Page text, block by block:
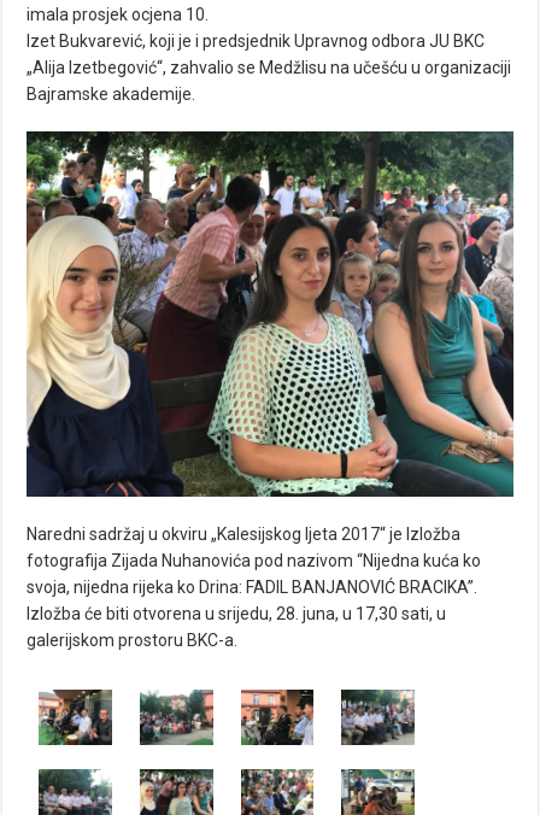
imala prosjek ocjena 10.
Izet Bukvarević, koji je i predsjednik Upravnog odbora JU BKC
„Alija Izetbegović“, zahvalio se Medžlisu na učešću u organizaciji
Bajramske akademije.
Naredni sadržaj u okviru „Kalesijskog ljeta 2017“ je Izložba
fotografija Zijada Nuhanovića pod nazivom “Nijedna kuća ko
svoja, nijedna rijeka ko Drina: FADIL BANJANOVIĆ BRACIKA”.
Izložba će biti otvorena u srijedu, 28. juna, u 17,30 sati, u
galerijskom prostoru BKC-a.